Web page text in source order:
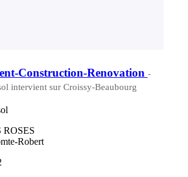
Construction-Renovation -
intervient sur Croissy-Beaubourg
ROSES
Robert